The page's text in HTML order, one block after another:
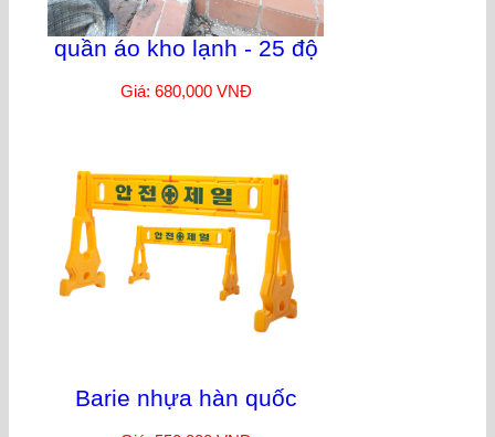
quần áo kho lạnh - 25 độ
Giá: 680,000 VNĐ
Barie nhựa hàn quốc